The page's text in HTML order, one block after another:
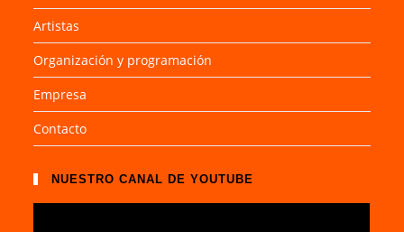
Artistas
Organización y programación
Empresa
Contacto
NUESTRO CANAL DE YOUTUBE